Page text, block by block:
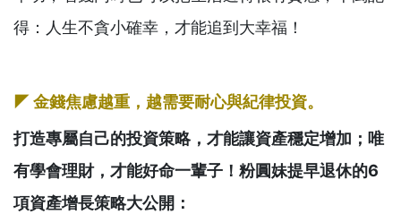
得：人生不貪小確幸，才能追到大幸福！
◤金錢焦慮越重，越需要耐心與紀律投資。
打造專屬自己的投資策略，才能讓資產穩定增加；唯
有學會理財，才能好命一輩子！粉圓妹提早退休的6
項資產增長策略大公開：